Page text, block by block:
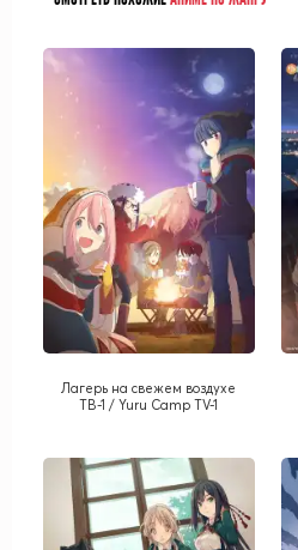
Лагерь на свежем воздухе
ТВ-1 / Yuru Camp TV-1